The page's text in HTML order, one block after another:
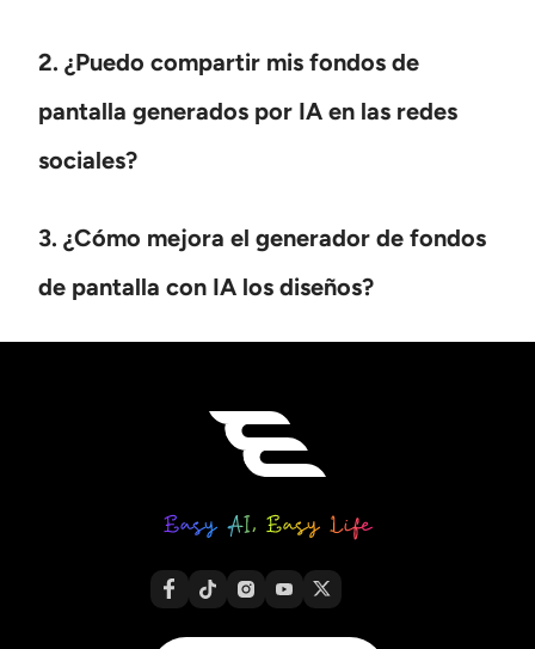
2. ¿Puedo compartir mis fondos de
pantalla generados por IA en las redes
sociales?
3. ¿Cómo mejora el generador de fondos
de pantalla con IA los diseños?